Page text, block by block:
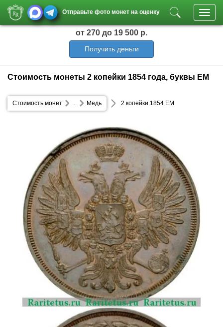
Отправьте фото монет на оценку
от 270 до 19 500 р.
Получить деньги
Стоимость монеты 2 копейки 1854 года, буквы ЕМ
Стоимость монет Медь
... 2 копейки 1854 ЕМ